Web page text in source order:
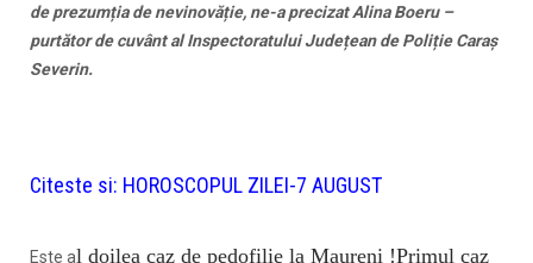
de prezumția de nevinovăție, ne-a precizat Alina Boeru –
purtător de cuvânt al Inspectoratului Județean de Poliție Caraș
Severin.
Citeste si: HOROSCOPUL ZILEI-7 AUGUST
Este al doilea caz de pedofilie la Maureni !Primul caz